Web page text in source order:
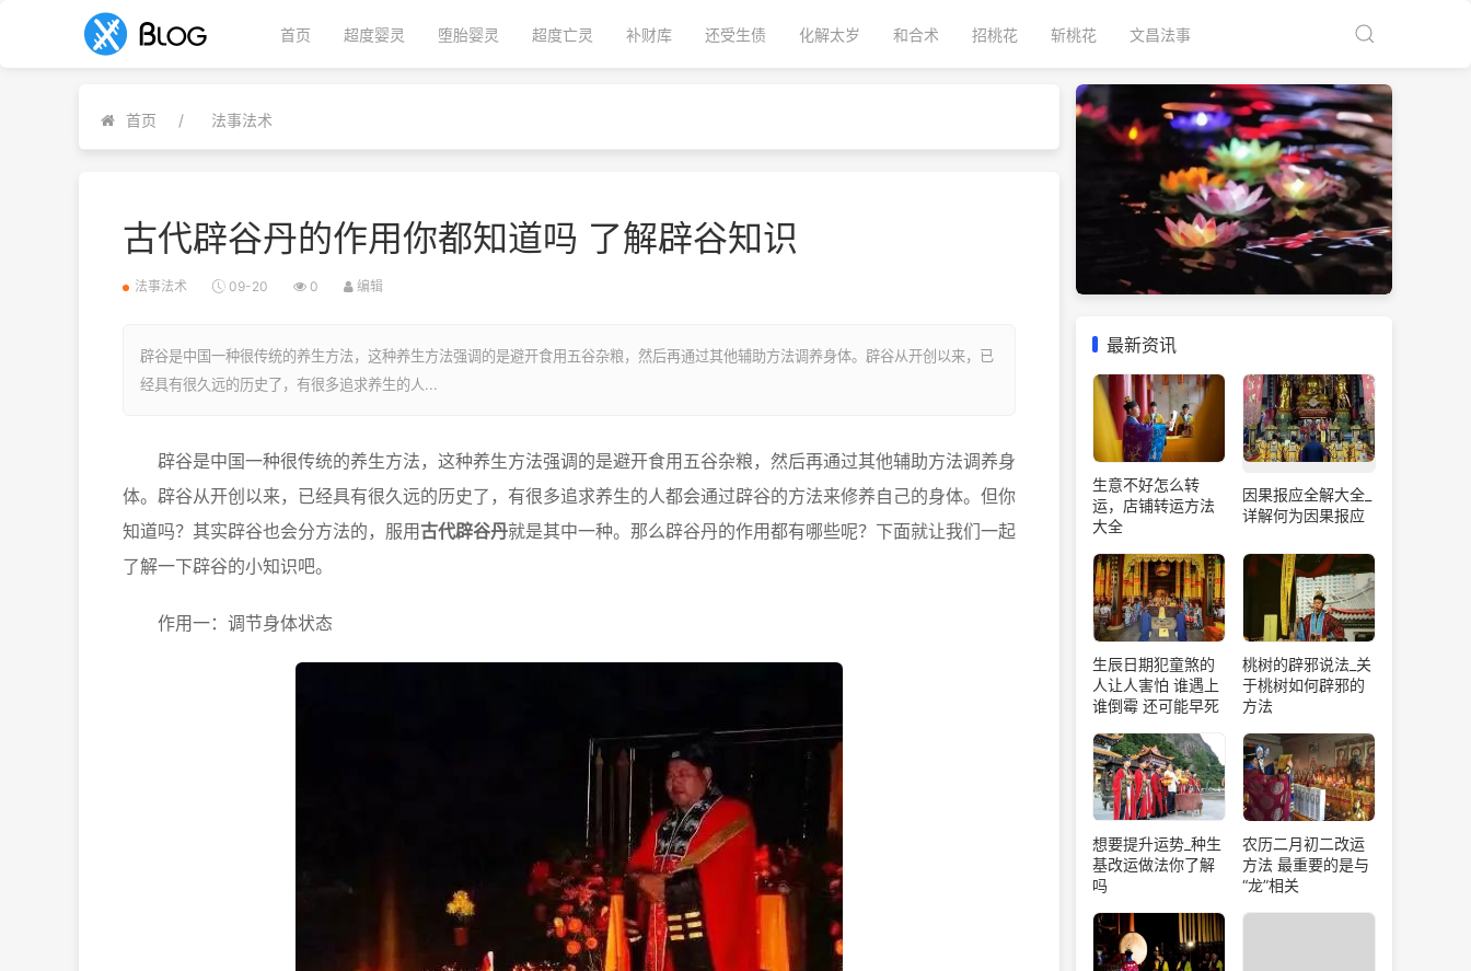
首页 超度婴灵 堕胎婴灵 超度亡灵 补财库 还受生债 化解太岁 和合术 招桃花 斩桃花 文昌法事
首页 法事法术
古代辟谷丹的作用你都知道吗 了解辟谷知识
法事法术 09-20 0 编辑
辟谷是中国一种很传统的养生方法，这种养生方法强调的是避开食用五谷杂粮，然后再通过其他辅助方法调养身体。辟谷从开创以来，已
经具有很久远的历史了，有很多追求养生的人...
辟谷是中国一种很传统的养生方法，这种养生方法强调的是避开食用五谷杂粮，然后再通过其他辅助方法调养身
体。辟谷从开创以来，已经具有很久远的历史了，有很多追求养生的人都会通过辟谷的方法来修养自己的身体。但你
知道吗？其实辟谷也会分方法的，服用 古代辟谷丹就是其中一种。那么辟谷丹的作用都有哪些呢？下面就让我们一起
了解一下辟谷的小知识吧。
作用一：调节身体状态
最新资讯
生意不好怎么转
运，店铺转运方法
大全
因果报应全解大全_
详解何为因果报应
生辰日期犯童煞的
人让人害怕 谁遇上
谁倒霉 还可能早死
桃树的辟邪说法_关
于桃树如何辟邪的
方法
想要提升运势_种生
基改运做法你了解
吗
农历二月初二改运
方法 最重要的是与
“龙”相关